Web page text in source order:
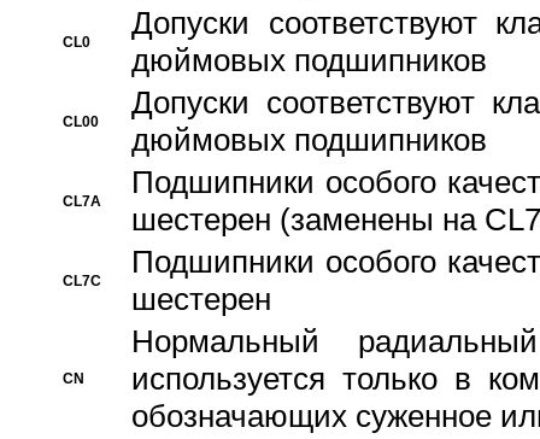
CL0
Допуски соответствуют
дюймовых подшипников
CL00
Допуски соответствуют
дюймовых подшипников
CL7A
Подшипники особого
шестерен (заменены на
CL7C
Подшипники особого
шестерен
CN
Hормальный
используется только в
обозначающих суженное